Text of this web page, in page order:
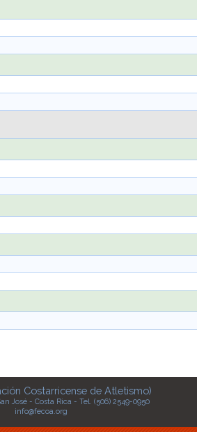
Costarricense de Atletismo)
José - Costa Rica - Tel. (506) 2549-0950
info@fecoa.org